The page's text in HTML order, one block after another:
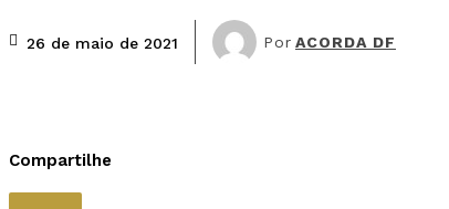
26 de maio de 2021 Por ACORDA DF
Compartilhe